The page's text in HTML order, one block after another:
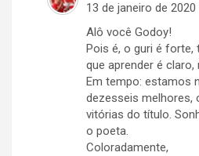
13 de janeiro de 2020
Alô você Godoy!
Pois é, o guri é forte,
que aprender é
Em tempo: estamos
dezesseis melhores,
vitórias do título.
o poeta.
Coloradamente,